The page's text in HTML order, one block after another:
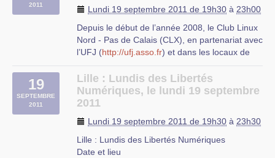
2011
Lundi 19 septembre 2011 de 19h30 à 23h00
Depuis le début de l’année 2008, le Club Linux
Nord - Pas de Calais (CLX), en partenariat avec
l’UFJ (http://ufj.asso.fr) et dans les locaux de
panneaux UFJ ), organise tous les troisièmes
lundis du mois à 19h30 une soirée "libertés
numériques" pour échanger, s’informer et
libertés numériques. Nous avons donc appelé
ces sessions les Lundis des Libertés
Numériques (LLN).
19
SEPTEMBRE
2011
Lille : Lundis des Libertés
Numériques, le lundi 19 septembre
2011
Lundi 19 septembre 2011 de 19h30 à 23h30
Lille : Lundis des Libertés Numériques
Date et lieu